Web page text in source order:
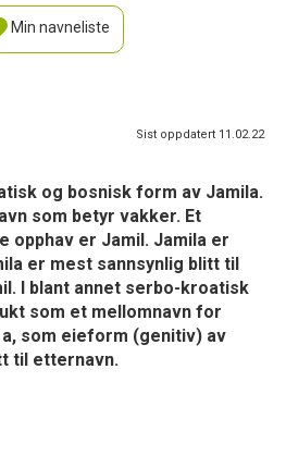
Min navneliste
Sist oppdatert 11.02.22
og bosnisk form av Jamila.
som betyr vakker. Et
opphav er Jamil. Jamila er
er mest sannsynlig blitt til
I blant annet serbo-kroatisk
som et mellomnavn for
som eieform (genitiv) av
til etternavn.